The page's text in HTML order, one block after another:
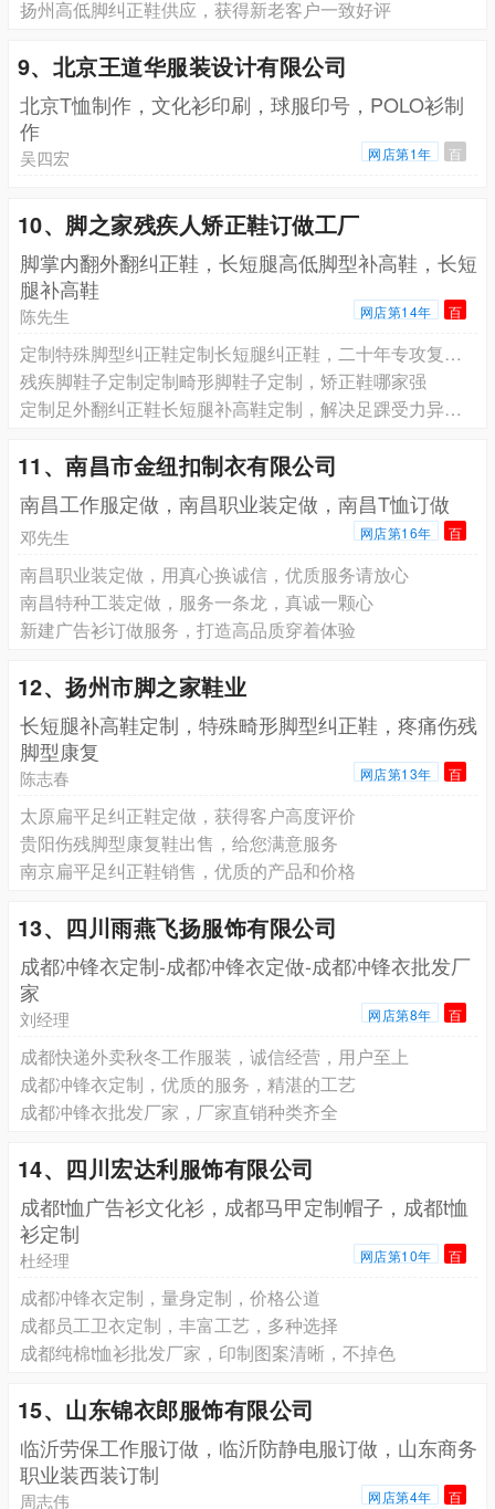
扬州高低脚纠正鞋供应，获得新老客户一致好评
9、北京王道华服装设计有限公司
北京T恤制作，文化衫印刷，球服印号，POLO衫制
作
吴四宏 网店第1年 百
10、脚之家残疾人矫正鞋订做工厂
脚掌内翻外翻纠正鞋，长短腿高低脚型补高鞋，长短
腿补高鞋
陈先生 网店第14年 百
定制特殊脚型纠正鞋定制长短腿纠正鞋，二十年专攻复杂脚型
残疾脚鞋子定制定制畸形脚鞋子定制，矫正鞋哪家强
定制足外翻纠正鞋长短腿补高鞋定制，解决足踝受力异常生物力学失衡引起的不适
11、南昌市金纽扣制衣有限公司
南昌工作服定做，南昌职业装定做，南昌T恤订做
邓先生 网店第16年 百
南昌职业装定做，用真心换诚信，优质服务请放心
南昌特种工装定做，服务一条龙，真诚一颗心
新建广告衫订做服务，打造高品质穿着体验
12、扬州市脚之家鞋业
长短腿补高鞋定制，特殊畸形脚型纠正鞋，疼痛伤残
脚型康复
陈志春 网店第13年 百
太原扁平足纠正鞋定做，获得客户高度评价
贵阳伤残脚型康复鞋出售，给您满意服务
南京扁平足纠正鞋销售，优质的产品和价格
13、四川雨燕飞扬服饰有限公司
成都冲锋衣定制-成都冲锋衣定做-成都冲锋衣批发厂
家
刘经理 网店第8年 百
成都快递外卖秋冬工作服装，诚信经营，用户至上
成都冲锋衣定制，优质的服务，精湛的工艺
成都冲锋衣批发厂家，厂家直销种类齐全
14、四川宏达利服饰有限公司
成都t恤广告衫文化衫，成都马甲定制帽子，成都t恤
衫定制
杜经理 网店第10年 百
成都冲锋衣定制，量身定制，价格公道
成都员工卫衣定制，丰富工艺，多种选择
成都纯棉t恤衫批发厂家，印制图案清晰，不掉色
15、山东锦衣郎服饰有限公司
临沂劳保工作服订做，临沂防静电服订做，山东商务
职业装西装订制
周志伟 网店第4年 百